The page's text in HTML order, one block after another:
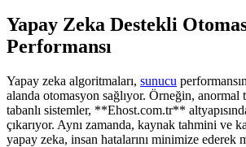
Yapay Zeka Destekli
Performansı
Yapay zeka algoritmaları, sunucu
alanda otomasyon sağlıyor. Örneğin, anormal
tabanlı sistemler, **Ehost.com.tr**
çıkarıyor. Aynı zamanda, kaynak tahmini ve
yapay zeka, insan hatalarını minimize ederek